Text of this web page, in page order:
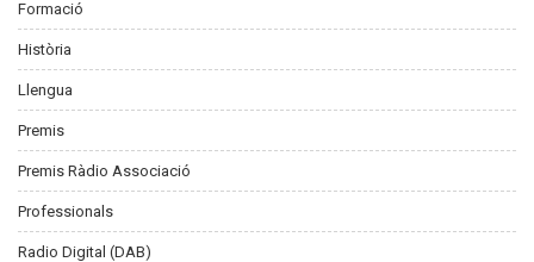
Formació
Història
Llengua
Premis
Premis Ràdio Associació
Professionals
Radio Digital (DAB)